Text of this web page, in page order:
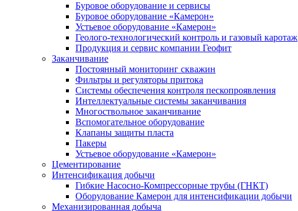
Буровое оборудование и сервисы
Буровое оборудование «Камерон»
Устьевое оборудование «Камерон»
Геолого-технологический контроль и газовый каротаж
Продукция и сервис компании Геофит
Заканчивание
Постоянный мониторинг скважин
Фильтры и регуляторы притока
Cистемы обеспечения контроля пескопроявления
Интеллектуальные системы заканчивания
Многоствольное заканчивание
Вспомогательное оборудование
Клапаны защиты пласта
Пакеры
Устьевое оборудование «Камерон»
Цементирование
Интенсификация добычи
Гибкие Насосно-Компрессорные трубы (ГНКТ)
Оборудование Камерон для интенсификации добычи
Механизированная добыча